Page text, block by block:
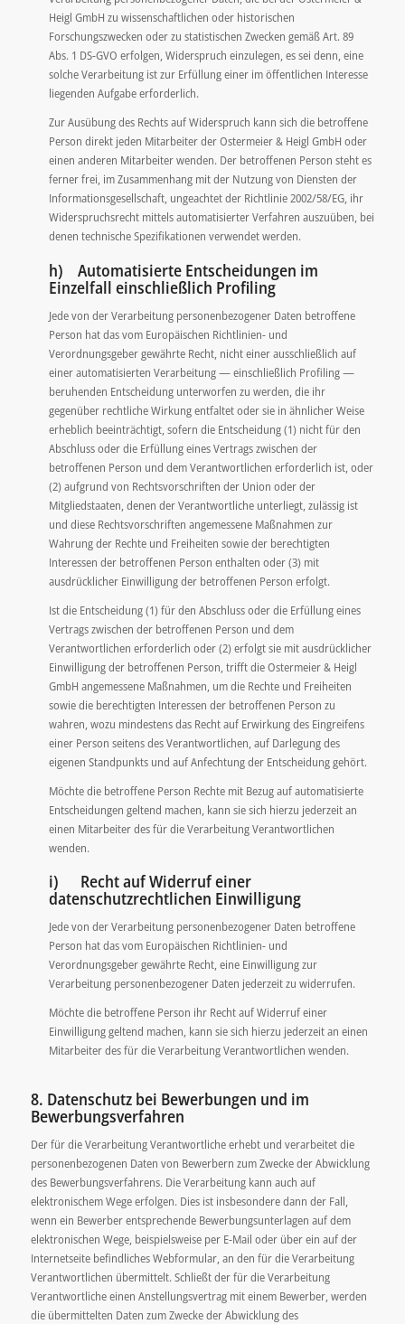
Heigl GmbH zu wissenschaftlichen oder historischen
Forschungszwecken oder zu statistischen Zwecken gemäß Art. 89
Abs. 1 DS-GVO erfolgen, Widerspruch einzulegen, es sei denn, eine
solche Verarbeitung ist zur Erfüllung einer im öffentlichen Interesse
liegenden Aufgabe erforderlich.
Zur Ausübung des Rechts auf Widerspruch kann sich die betroffene
Person direkt jeden Mitarbeiter der Ostermeier & Heigl GmbH oder
einen anderen Mitarbeiter wenden. Der betroffenen Person steht es
ferner frei, im Zusammenhang mit der Nutzung von Diensten der
Informationsgesellschaft, ungeachtet der Richtlinie 2002/58/EG, ihr
Widerspruchsrecht mittels automatisierter Verfahren auszuüben, bei
denen technische Spezifikationen verwendet werden.
h) Automatisierte Entscheidungen im
Einzelfall einschließlich Profiling
Jede von der Verarbeitung personenbezogener Daten betroffene
Person hat das vom Europäischen Richtlinien- und
Verordnungsgeber gewährte Recht, nicht einer ausschließlich auf
einer automatisierten Verarbeitung — einschließlich Profiling —
beruhenden Entscheidung unterworfen zu werden, die ihr
gegenüber rechtliche Wirkung entfaltet oder sie in ähnlicher Weise
erheblich beeinträchtigt, sofern die Entscheidung (1) nicht für den
Abschluss oder die Erfüllung eines Vertrags zwischen der
betroffenen Person und dem Verantwortlichen erforderlich ist, oder
(2) aufgrund von Rechtsvorschriften der Union oder der
Mitgliedstaaten, denen der Verantwortliche unterliegt, zulässig ist
und diese Rechtsvorschriften angemessene Maßnahmen zur
Wahrung der Rechte und Freiheiten sowie der berechtigten
Interessen der betroffenen Person enthalten oder (3) mit
ausdrücklicher Einwilligung der betroffenen Person erfolgt.
Ist die Entscheidung (1) für den Abschluss oder die Erfüllung eines
Vertrags zwischen der betroffenen Person und dem
Verantwortlichen erforderlich oder (2) erfolgt sie mit ausdrücklicher
Einwilligung der betroffenen Person, trifft die Ostermeier & Heigl
GmbH angemessene Maßnahmen, um die Rechte und Freiheiten
sowie die berechtigten Interessen der betroffenen Person zu
wahren, wozu mindestens das Recht auf Erwirkung des Eingreifens
einer Person seitens des Verantwortlichen, auf Darlegung des
eigenen Standpunkts und auf Anfechtung der Entscheidung gehört.
Möchte die betroffene Person Rechte mit Bezug auf automatisierte
Entscheidungen geltend machen, kann sie sich hierzu jederzeit an
einen Mitarbeiter des für die Verarbeitung Verantwortlichen
wenden.
i) Recht auf Widerruf einer
datenschutzrechtlichen Einwilligung
Jede von der Verarbeitung personenbezogener Daten betroffene
Person hat das vom Europäischen Richtlinien- und
Verordnungsgeber gewährte Recht, eine Einwilligung zur
Verarbeitung personenbezogener Daten jederzeit zu widerrufen.
Möchte die betroffene Person ihr Recht auf Widerruf einer
Einwilligung geltend machen, kann sie sich hierzu jederzeit an einen
Mitarbeiter des für die Verarbeitung Verantwortlichen wenden.
8. Datenschutz bei Bewerbungen und im
Bewerbungsverfahren
Der für die Verarbeitung Verantwortliche erhebt und verarbeitet die
personenbezogenen Daten von Bewerbern zum Zwecke der Abwicklung
des Bewerbungsverfahrens. Die Verarbeitung kann auch auf
elektronischem Wege erfolgen. Dies ist insbesondere dann der Fall,
wenn ein Bewerber entsprechende Bewerbungsunterlagen auf dem
elektronischen Wege, beispielsweise per E-Mail oder über ein auf der
Internetseite befindliches Webformular, an den für die Verarbeitung
Verantwortlichen übermittelt. Schließt der für die Verarbeitung
Verantwortliche einen Anstellungsvertrag mit einem Bewerber, werden
die übermittelten Daten zum Zwecke der Abwicklung des